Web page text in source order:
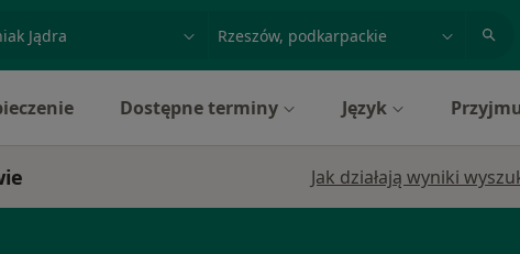
miasto lub dzielnica
Dostępne terminy Język
Jak działają wyniki